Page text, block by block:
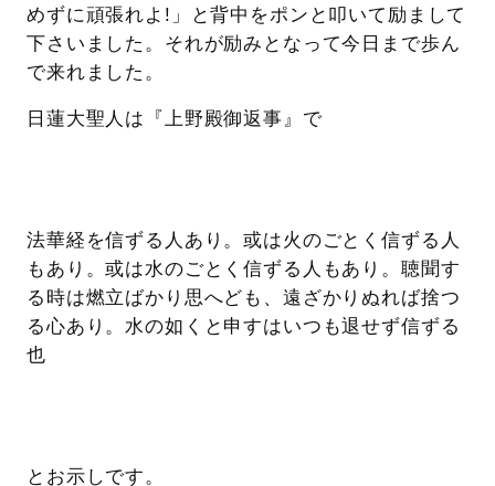
めずに頑張れよ!」と背中をポンと叩いて励まして
下さいました。それが励みとなって今日まで歩ん
で来れました。
日蓮大聖人は『上野殿御返事』で
法華経を信ずる人あり。或は火のごとく信ずる人
もあり。或は水のごとく信ずる人もあり。聴聞す
る時は燃立ばかり思へども、遠ざかりぬれば捨つ
る心あり。水の如くと申すはいつも退せず信ずる
也
とお示しです。